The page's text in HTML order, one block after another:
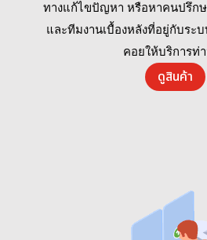
ทางแก้ไขปัญหา หรือหาคนปรึกษ
และทีมงานเบื้องหลังที่อยู่กับระ
คอยให้บริการท่
ดูสินค้า